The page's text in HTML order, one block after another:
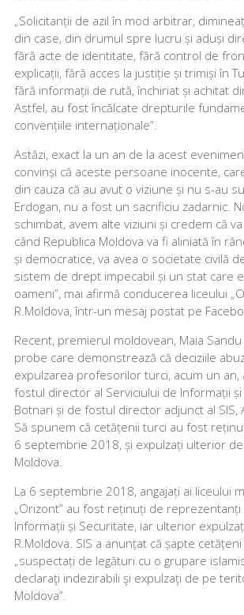
„Solicitanții de azil în mod arbitrar,
din case, din drumul spre lucru și aduși
fără acte de identitate, fără control de
explicații, fără acces la justiție și trimiși în
fără informații de rută, închiriat și achitat
Astfel, au fost încălcate drepturile
convențiile internaționale”.
Astăzi, exact la un an de la acest
convinși că aceste persoane inocente,
din cauza că au avut o viziune și nu s-au
Erdogan, nu a fost un sacrificiu zadarnic.
schimbat, avem alte viziuni și credem că
când Republica Moldova va fi aliniată în
și democratice, va avea o societate civilă
sistem de drept impecabil și un stat care
oameni”, mai afirmă conducerea liceului
R.Moldova, într-un mesaj postat pe
Recent, premierul moldovean, Maia
probe care demonstrează că deciziile
expulzarea profesorilor turci, acum un
fostul director al Serviciului de Informații
Botnari și de fostul director adjunct al SIS,
Să spunem că cetățenii turci au fost
6 septembrie 2018, și expulzați ulterior
Moldova.
La 6 septembrie 2018, angajați ai liceului
„Orizont” au fost reținuți de reprezentanți
Informații și Securitate, iar ulterior
R.Moldova. SIS a anunțat că șapte
„suspectați de legături cu o grupare
declaraţi indezirabili şi expulzaţi de pe
Moldova”.